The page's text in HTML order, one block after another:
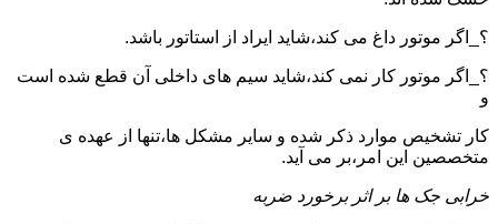
؟_اگر موتور داغ می کند،شاید ایراد از استاتور باشد.
؟_اگر موتور کار نمی کند،شاید سیم های داخلی آن قطع شده است
و
کار تشخیص موارد ذکر شده و سایر مشکل ها،تنها از عهده ی
متخصصین این امر،بر می آید.
خرابی جک ها بر اثر برخورد ضربه